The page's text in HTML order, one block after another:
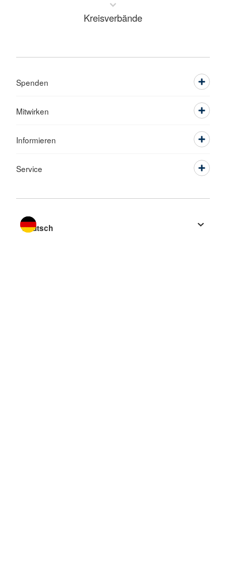
Kreisverbände
Spenden
Mitwirken
Informieren
Service
Sprache wechseln zu